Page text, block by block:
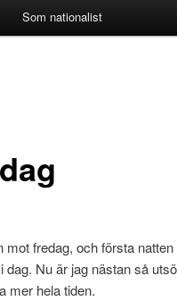
Som nationalist
fredag, och första
Nu är jag nästan så
mer hela tiden.